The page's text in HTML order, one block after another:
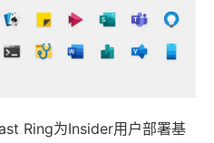
Ring为Insider用户部署基